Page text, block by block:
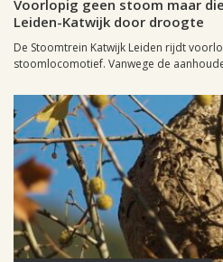
Voorlopig geen stoom maar
Leiden-Katwijk door droogte
De Stoomtrein Katwijk Leiden rijdt
stoomlocomotief. Vanwege de